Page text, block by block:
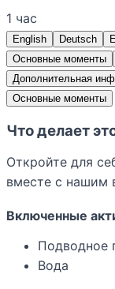
1 час
English Deutsch
Основные моменты
Дополнительная
Основные моменты
Что делает
Откройте для
вместе с нашим
Включенные
Подводное
Вода